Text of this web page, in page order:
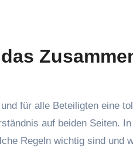
auf beiden Seiten.
Regeln wichtig sind und